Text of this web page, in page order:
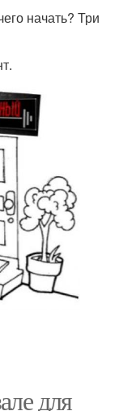
начать? Три
для